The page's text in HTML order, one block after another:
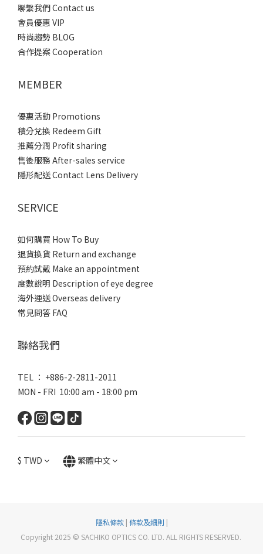
聯繫我們 Contact us
會員優惠 VIP
時尚趨勢 BLOG
合作提案 Cooperation
MEMBER
優惠活動 Promotions
積分兌換 Redeem Gift
推薦分潤 Profit sharing
售後服務 After-sales service
隱形配送 Contact Lens Delivery
SERVICE
如何購買 How To Buy
退貨換貨 Return and exchange
預約試戴 Make an appointment
度數說明 Description of eye degree
海外運送 Overseas delivery
常見問答 FAQ
聯絡我們
TEL ： +886-2-2811-2011
MON - FRI 10:00 am - 18:00 pm
$ TWD 繁體中文
隱私條款| 條款及細則 |
Copyright 2025 © SACHIKO OPTICS CO. LTD. ALL RIGHTS RESERVED.